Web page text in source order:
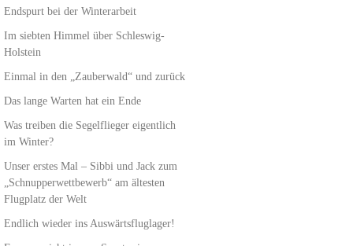
Endspurt bei der Winterarbeit
Im siebten Himmel über Schleswig-
Holstein
Einmal in den „Zauberwald“ und zurück
Das lange Warten hat ein Ende
Was treiben die Segelflieger eigentlich
im Winter?
Unser erstes Mal – Sibbi und Jack zum
„Schnupperwettbewerb“ am ältesten
Flugplatz der Welt
Endlich wieder ins Auswärtsfluglager!